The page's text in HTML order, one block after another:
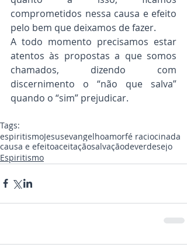
comprometidos nessa causa e efeito
pelo bem que deixamos de fazer.
A todo momento precisamos estar
atentos às propostas a que somos
chamados, dizendo com
discernimento o “não que salva”
quando o “sim” prejudicar.
Tags:
espiritismoJesusevangelhoamorfé raciocinada
causa e efeitoaceitaçãosalvaçãodeverdesejo
Espiritismo